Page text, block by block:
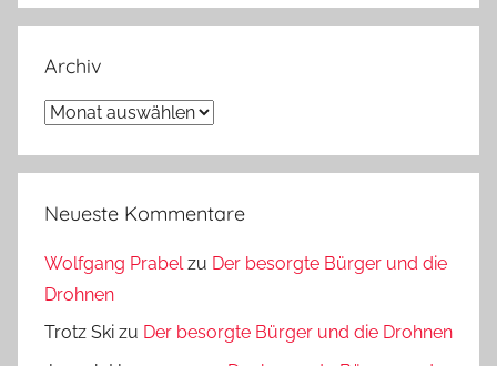
Archiv
Archiv
Neueste Kommentare
Wolfgang Prabel zu Der besorgte Bürger und die
Drohnen
Trotz Ski zu Der besorgte Bürger und die Drohnen